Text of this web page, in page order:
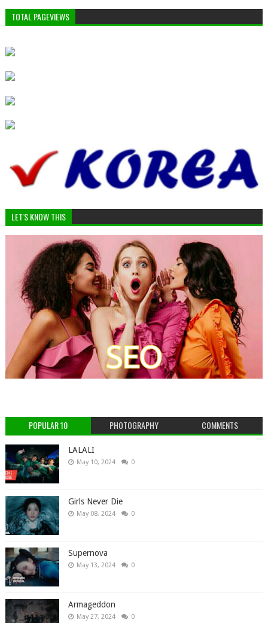
TOTAL PAGEVIEWS
LET'S KNOW THIS
POPULAR 10 PHOTOGRAPHY COMMENTS
LALALI
May 10, 2024 0
Girls Never Die
May 08, 2024 0
Supernova
May 13, 2024 0
Armageddon
May 27, 2024 0